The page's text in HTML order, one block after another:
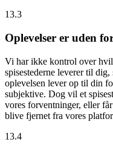
13.3
Oplevelser er uden
Vi har ikke kontrol over
spisestederne leverer til
oplevelsen lever op til din
subjektive. Dog vil et
vores forventninger, eller
blive fjernet fra vores
13.4